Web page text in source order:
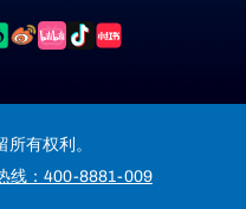
有权利。
线：400-8881-009